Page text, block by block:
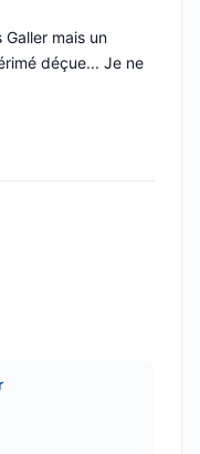
mais un
déçue... Je ne